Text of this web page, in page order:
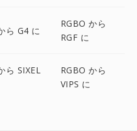
ら G4 に
RGBO から
RGF に
ら SIXEL
RGBO から
VIPS に